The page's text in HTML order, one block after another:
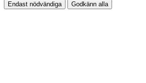
Endast nödvändiga Godkänn alla